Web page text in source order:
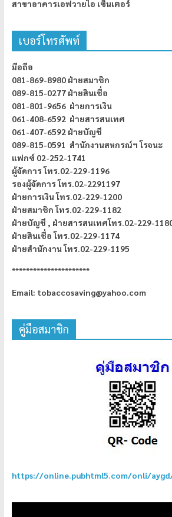
สาขาอาคารเอฟวายไอ เซ็นเตอร์
เบอร์โทรศัพท์
มือถือ
081-869-8980 ฝ่ายสมาชิก
089-815-0277 ฝ่ายสินเชื่อ
081-801-9656 ฝ่ายการเงิน
061-408-6592 ฝ่ายสารสนเทศ
061-407-6592 ฝ่ายบัญชี
089-815-0591 สำนักงานสหกรณ์ฯ โรจนะ
แฟกซ์ 02-252-1741
ผู้จัดการโทร.02-229-1196
รองผู้จัดการ โทร.02-2291197
ฝ่ายการเงิน โทร.02-229-1200
ฝ่ายสมาชิก โทร.02-229-1182
ฝ่ายบัญชี , ฝ่ายสารสนเทศโทร.02-229-
ฝ่ายสินเชื่อ โทร.02-229-1174
ฝ่ายสำนักงาน โทร.02-229-1195
**********************
Email: tobaccosaving@yahoo.com
คู่มือสมาชิก
https://online.pubhtml5.com/onli/